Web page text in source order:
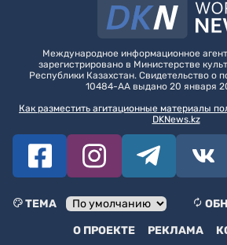
Международное информационное
зарегистрировано в Министерстве
Республики Казахстан. Свидетельство о
10484-АА выдано 20 января
Как разместить агитационные материалы
DKNews.kz
ТЕМА
О ПРОЕКТЕ
РЕКЛАМА